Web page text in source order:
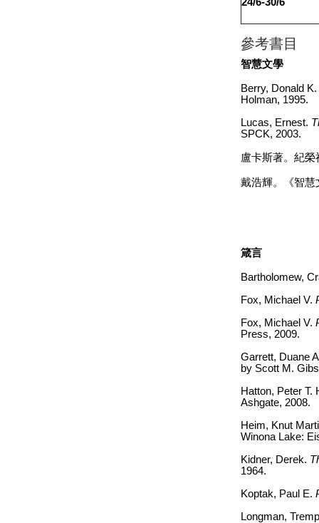
參考書目
智慧文學
Berry, Donald K.
Holman, 1995.
Lucas, Ernest.
SPCK, 2003.
盧卡斯著。紀
戴浩輝。《智慧
箴言
Bartholomew,
Fox, Michael V.
Fox, Michael V.
Press, 2009.
Garrett, Duane
by Scott M.
Hatton, Peter T.
Ashgate, 2008.
Heim, Knut
Winona Lake:
Kidner, Derek.
1964.
Koptak, Paul E.
Longman,